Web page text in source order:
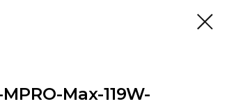
Max-119W-